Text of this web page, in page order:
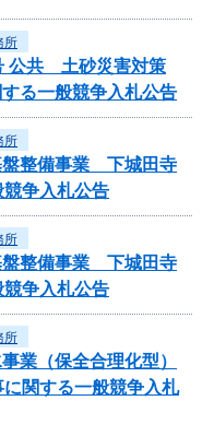
所
公共 土砂災害対策
る一般競争入札公告
所
盤整備事業 下城田寺
争入札公告
所
盤整備事業 下城田寺
争入札公告
所
業（保全合理化型）
関する一般競争入札